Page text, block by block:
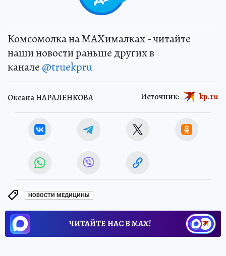
Комсомолка на MAXималках - читайте
наши новости раньше других в
канале @truekpru
Оксана НАРАЛЕНКОВА Источник: kp.ru
НОВОСТИ МЕДИЦИНЫ
ЧИТАЙТЕ НАС В МАХ!